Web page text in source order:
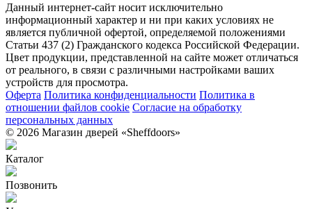
Данный интернет-сайт носит исключительно
информационный характер и ни при каких условиях не
является публичной офертой, определяемой положениями
Статьи 437 (2) Гражданского кодекса Российской Федерации.
Цвет продукции, представленной на сайте может отличаться
от реального, в связи с различными настройками ваших
устройств для просмотра.
Оферта Политика конфиденциальности Политика в
отношении файлов cookie Согласие на обработку
персональных данных
© 2026 Магазин дверей «Sheffdoors»
Каталог
Позвонить